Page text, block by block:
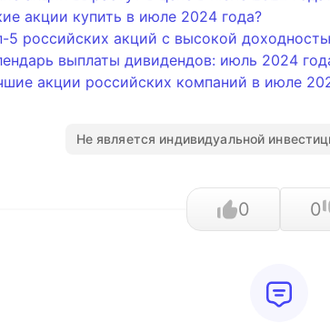
акции купить в июле 2024 года?
5 российских акций с высокой
выплаты дивидендов: июль 2024
акции российских компаний в июле
Не является индивидуальной
0 0